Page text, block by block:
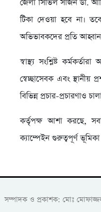
জেলা সিভিল সার্জন ডা.
টিকা দেওয়া হবে না।
অভিভাবকদের প্রতি
স্বাস্থ্য সংশ্লিষ্ট
স্বেচ্ছাসেবক এবং স্থানীয়
বিভিন্ন প্রচার-প্রচারণাও
কর্তৃপক্ষ আশা করছে,
ক্যাম্পেইন গুরুত্বপূর্ণ ভূমিকা
সম্পাদক ও প্রকাশক: মোঃ